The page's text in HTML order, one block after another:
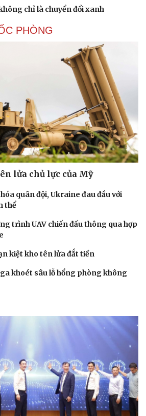
Đời sống
Tình yêu - Gia đình
chỉ là chuyển đổi xanh
PHÒNG
lửa chủ lực của Mỹ
quân đội, Ukraine đau đầu với
thể
trình UAV chiến đấu thông qua hợp
kiệt kho tên lửa đắt tiền
khoét sâu lỗ hổng phòng không